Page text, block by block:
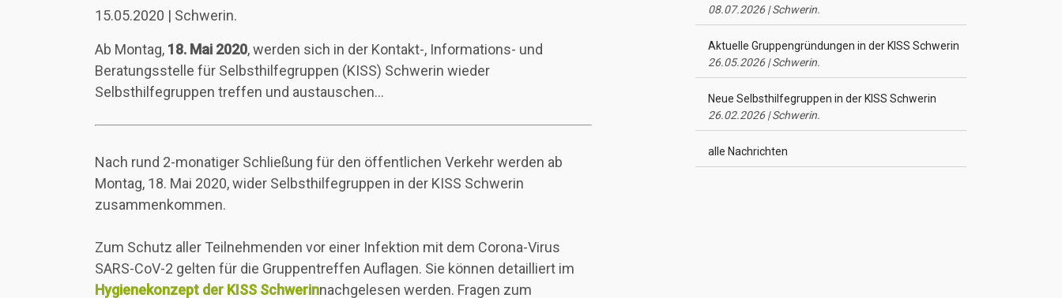
15.05.2020 | Schwerin.
Ab Montag, 18. Mai 2020, werden sich in der Kontakt-, Informations- und
Beratungsstelle für Selbsthilfegruppen (KISS) Schwerin wieder
Selbsthilfegruppen treffen und austauschen...
Nach rund 2-monatiger Schließung für den öffentlichen Verkehr werden ab
Montag, 18. Mai 2020, wider Selbsthilfegruppen in der KISS Schwerin
zusammenkommen.
Zum Schutz aller Teilnehmenden vor einer Infektion mit dem Corona-Virus
SARS-CoV-2 gelten für die Gruppentreffen Auflagen. Sie können detailliert im
Hygienekonzept der KISS Schwerinnachgelesen werden. Fragen zum
08.07.2026 | Schwerin.
Aktuelle Gruppengründungen in der KISS Schwerin
26.05.2026 | Schwerin.
Neue Selbsthilfegruppen in der KISS Schwerin
26.02.2026 | Schwerin.
alle Nachrichten